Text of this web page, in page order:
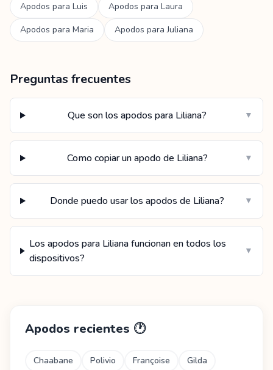
Apodos para Luis Apodos para Laura
Apodos para Maria Apodos paraJuliana
Preguntas frecuentes
Que son los apodos para Liliana? ▼
Como copiar un apodo de Liliana? ▼
Donde puedo usar los apodos de Liliana? ▼
Los apodos para Liliana funcionan en todos los
dispositivos?
▼
Apodos recientes 🕐
Chaabane Polivio Françoise
Gilda